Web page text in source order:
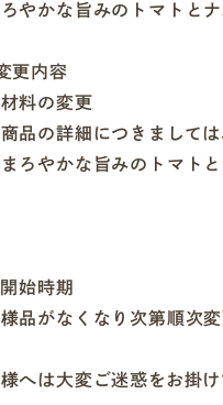
ろやかな旨みのトマトと
更内容
料の変更
品の詳細につきまして
ろやかな旨みのトマト
始時期
様品がなくなり次第順次
へは大変ご迷惑をお掛